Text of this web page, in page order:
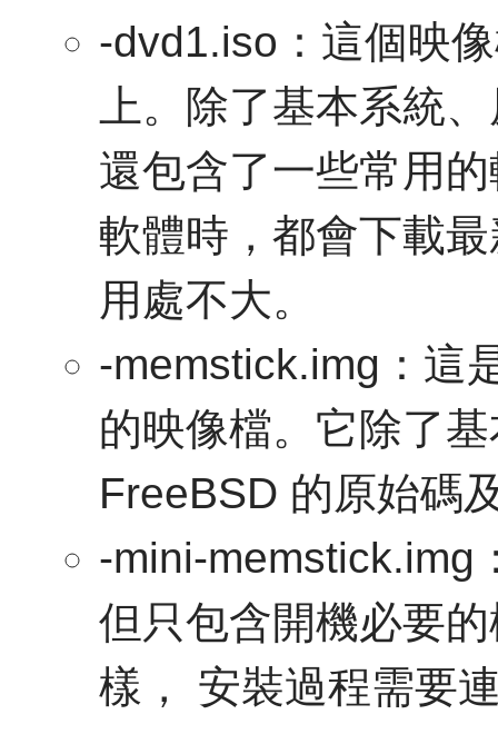
-dvd1.iso：這個映
上。除了基本系統
還包含了一些常用
軟體時，都會下載
用處不大。
-memstick.img：這
的映像檔。它除了
FreeBSD 的原始碼
-mini-memstick.img
但只包含開機必要
樣， 安裝過程需要